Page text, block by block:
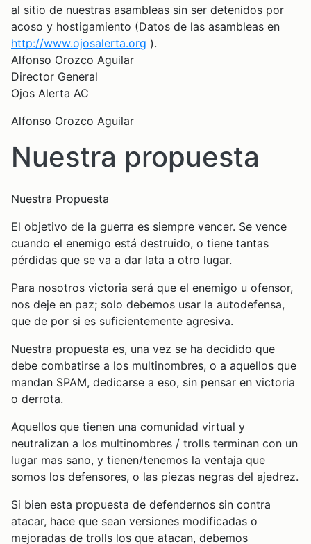
al sitio de nuestras asambleas sin ser detenidos por
acoso y hostigamiento (Datos de las asambleas en
http://www.ojosalerta.org ).
Alfonso Orozco Aguilar
Director General
Ojos Alerta AC
Alfonso Orozco Aguilar
Nuestra propuesta
Nuestra Propuesta
El objetivo de la guerra es siempre vencer. Se vence
cuando el enemigo está destruido, o tiene tantas
pérdidas que se va a dar lata a otro lugar.
Para nosotros victoria será que el enemigo u ofensor,
nos deje en paz; solo debemos usar la autodefensa,
que de por si es suficientemente agresiva.
Nuestra propuesta es, una vez se ha decidido que
debe combatirse a los multinombres, o a aquellos que
mandan SPAM, dedicarse a eso, sin pensar en victoria
o derrota.
Aquellos que tienen una comunidad virtual y
neutralizan a los multinombres / trolls terminan con un
lugar mas sano, y tienen/tenemos la ventaja que
somos los defensores, o las piezas negras del ajedrez.
Si bien esta propuesta de defendernos sin contra
atacar, hace que sean versiones modificadas o
mejoradas de trolls los que atacan, debemos